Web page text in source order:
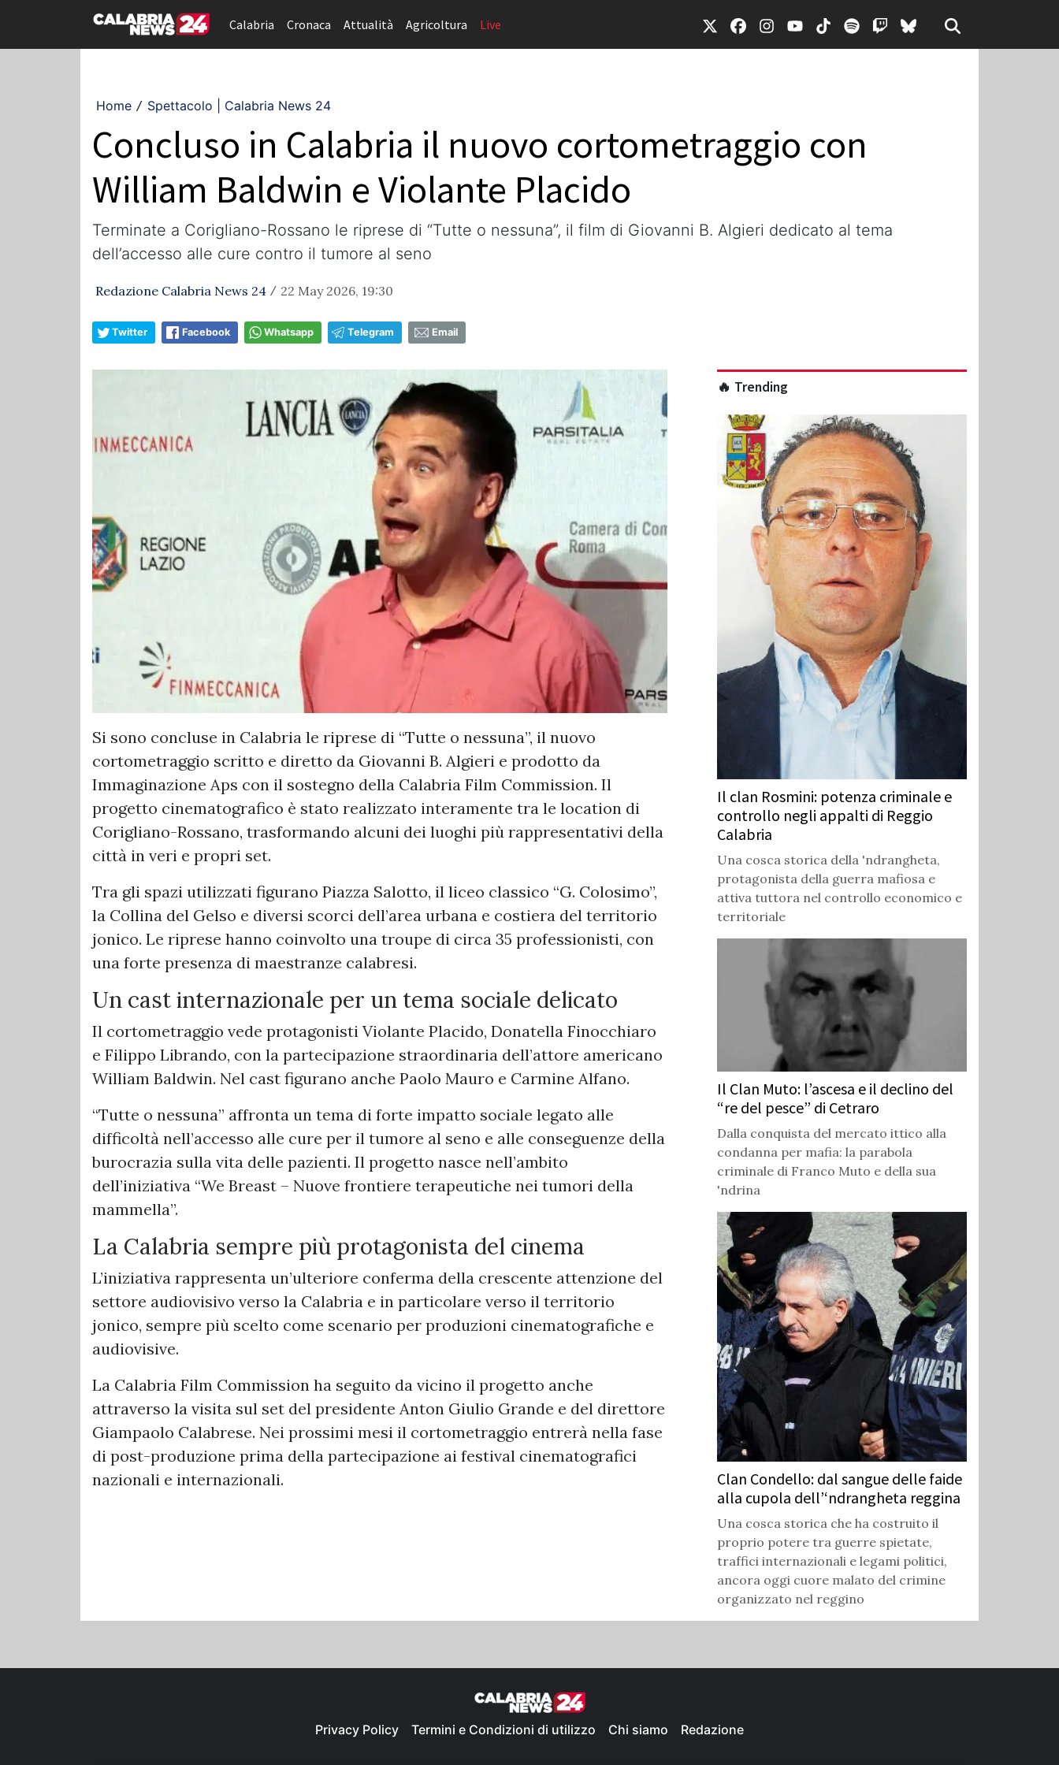
Calabria Cronaca Attualità Agricoltura Live
Home / Spettacolo | Calabria News 24
Concluso in Calabria il nuovo cortometraggio con
William Baldwin e Violante Placido
Terminate a Corigliano-Rossano le riprese di “Tutte o nessuna”, il film di Giovanni B. Algieri dedicato al tema
dell’accesso alle cure contro il tumore al seno
Redazione Calabria News 24 / 22 May 2026, 19:30
Twitter Facebook Whatsapp Telegram Email
Si sono concluse in Calabria le riprese di “Tutte o nessuna”, il nuovo
cortometraggio scritto e diretto da Giovanni B. Algieri e prodotto da
Immaginazione Aps con il sostegno della Calabria Film Commission. Il
progetto cinematografico è stato realizzato interamente tra le location di
Corigliano-Rossano, trasformando alcuni dei luoghi più rappresentativi della
città in veri e propri set.
Tra gli spazi utilizzati figurano Piazza Salotto, il liceo classico “G. Colosimo”,
la Collina del Gelso e diversi scorci dell’area urbana e costiera del territorio
jonico. Le riprese hanno coinvolto una troupe di circa 35 professionisti, con
una forte presenza di maestranze calabresi.
Un cast internazionale per un tema sociale delicato
Il cortometraggio vede protagonisti Violante Placido, Donatella Finocchiaro
e Filippo Librando, con la partecipazione straordinaria dell’attore americano
William Baldwin. Nel cast figurano anche Paolo Mauro e Carmine Alfano.
“Tutte o nessuna” affronta un tema di forte impatto sociale legato alle
difficoltà nell’accesso alle cure per il tumore al seno e alle conseguenze della
burocrazia sulla vita delle pazienti. Il progetto nasce nell’ambito
dell’iniziativa “We Breast – Nuove frontiere terapeutiche nei tumori della
mammella”.
La Calabria sempre più protagonista del cinema
L’iniziativa rappresenta un’ulteriore conferma della crescente attenzione del
settore audiovisivo verso la Calabria e in particolare verso il territorio
jonico, sempre più scelto come scenario per produzioni cinematografiche e
audiovisive.
La Calabria Film Commission ha seguito da vicino il progetto anche
attraverso la visita sul set del presidente Anton Giulio Grande e del direttore
Giampaolo Calabrese. Nei prossimi mesi il cortometraggio entrerà nella fase
di post-produzione prima della partecipazione ai festival cinematografici
nazionali e internazionali.
🔥 Trending
Il clan Rosmini: potenza criminale e
controllo negli appalti di Reggio
Calabria
Una cosca storica della 'ndrangheta,
protagonista della guerra mafiosa e
attiva tuttora nel controllo economico e
territoriale
Il Clan Muto: l’ascesa e il declino del
“re del pesce” di Cetraro
Dalla conquista del mercato ittico alla
condanna per mafia: la parabola
criminale di Franco Muto e della sua
'ndrina
Clan Condello: dal sangue delle faide
alla cupola dell’‘ndrangheta reggina
Una cosca storica che ha costruito il
proprio potere tra guerre spietate,
traffici internazionali e legami politici,
ancora oggi cuore malato del crimine
organizzato nel reggino
Privacy Policy Termini e Condizioni di utilizzo Chi siamo Redazione